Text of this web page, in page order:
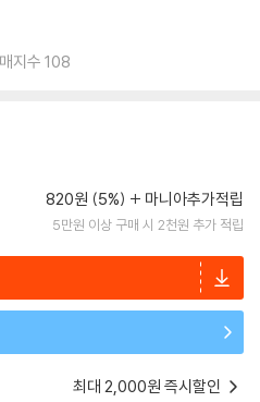
지수 108
820원 (5%) 마니아추가적립
5만원 이상 구매 시 2천원 추가 적립
최대 2,000원 즉시할인